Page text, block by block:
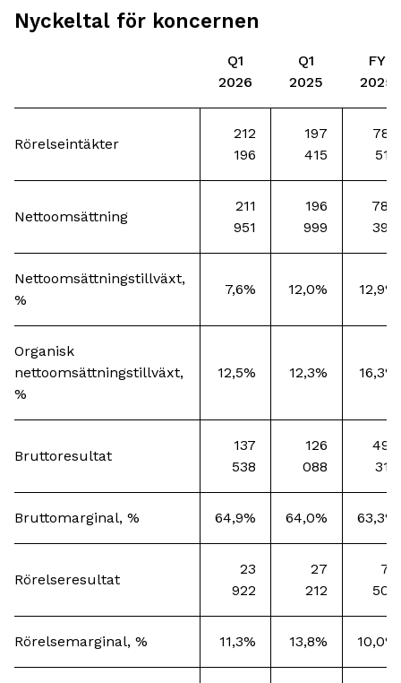
Nyckeltal för koncernen
Q1
2026
Q1
2025
FY
2025
Rörelseintäkter
212
196
197
415
785
516
Nettoomsättning
211
951
196
999
784
390
Nettoomsättningstillväxt,
%
7,6% 12,0% 12,9%
Organisk
nettoomsättningstillväxt,
%
12,5% 12,3% 16,3%
Bruttoresultat
137
538
126
088
496
316
Bruttomarginal, % 64,9% 64,0% 63,3%
Rörelseresultat
23
922
27
212
78
508
Rörelsemarginal, % 11,3% 13,8% 10,0%